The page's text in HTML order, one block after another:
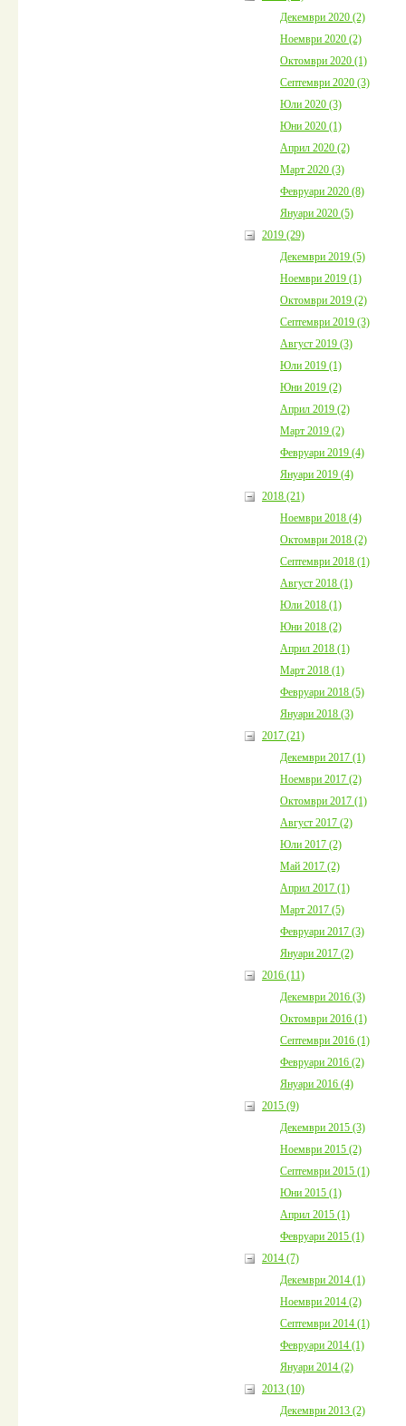
Декември 2020 (2)
Ноември 2020 (2)
Октомври 2020 (1)
Септември 2020 (3)
Юли 2020 (3)
Юни 2020 (1)
Април 2020 (2)
Март 2020 (3)
Февруари 2020 (8)
Януари 2020 (5)
2019 (29)
Декември 2019 (5)
Ноември 2019 (1)
Октомври 2019 (2)
Септември 2019 (3)
Август 2019 (3)
Юли 2019 (1)
Юни 2019 (2)
Април 2019 (2)
Март 2019 (2)
Февруари 2019 (4)
Януари 2019 (4)
2018 (21)
Ноември 2018 (4)
Октомври 2018 (2)
Септември 2018 (1)
Август 2018 (1)
Юли 2018 (1)
Юни 2018 (2)
Април 2018 (1)
Март 2018 (1)
Февруари 2018 (5)
Януари 2018 (3)
2017 (21)
Декември 2017 (1)
Ноември 2017 (2)
Октомври 2017 (1)
Август 2017 (2)
Юли 2017 (2)
Май 2017 (2)
Април 2017 (1)
Март 2017 (5)
Февруари 2017 (3)
Януари 2017 (2)
2016 (11)
Декември 2016 (3)
Октомври 2016 (1)
Септември 2016 (1)
Февруари 2016 (2)
Януари 2016 (4)
2015 (9)
Декември 2015 (3)
Ноември 2015 (2)
Септември 2015 (1)
Юни 2015 (1)
Април 2015 (1)
Февруари 2015 (1)
2014 (7)
Декември 2014 (1)
Ноември 2014 (2)
Септември 2014 (1)
Февруари 2014 (1)
Януари 2014 (2)
2013 (10)
Декември 2013 (2)